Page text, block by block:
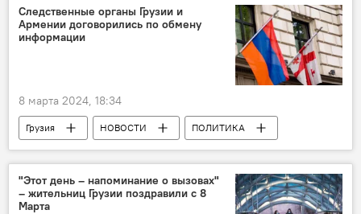
Саломе Зурабишвили
Следственные органы Грузии и
Армении договорились по обмену
информации
8 марта 2024, 18:34
Грузия НОВОСТИ
ПОЛИТИКА
Армения
Специальная следственная служба
"Этот день – напоминание о вызовах"
– жительниц Грузии поздравили с 8
Марта